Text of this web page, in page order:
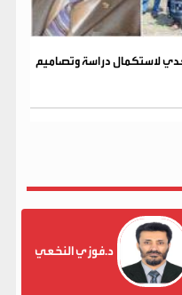
لاستكمال دراسة وتصاميم
د.فوزي النخعي